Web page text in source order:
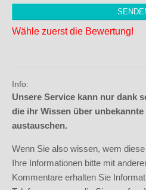
Wähle zuerst die Bewertung!
Info:
Unsere Service kann nur dank
die ihr Wissen über
austauschen.
Wenn Sie also wissen, wem
Ihre Informationen bitte mit
Kommentare erhalten Sie